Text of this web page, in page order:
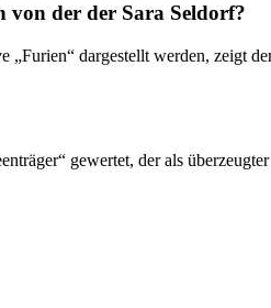
von der der Sara Seldorf?
„Furien“ dargestellt werden, zeigt
gewertet, der als